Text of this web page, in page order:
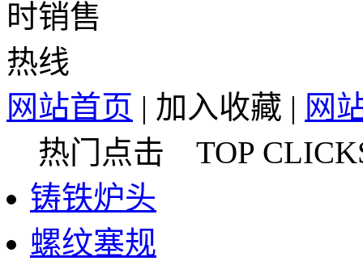
网站首页 | 加入收藏 | 网
热门点击 TOP
铸铁炉头
螺纹塞规